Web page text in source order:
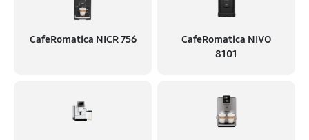
CafeRomatica NICR 756
CafeRomatica NIVO
8101